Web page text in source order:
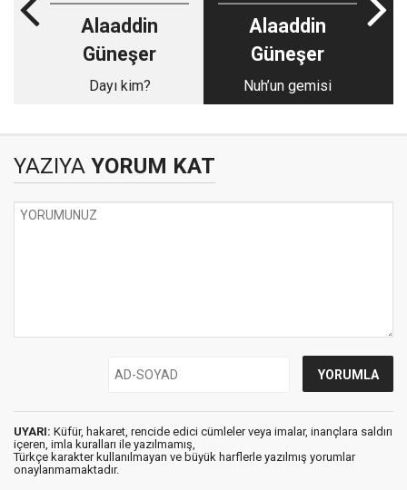
Alaaddin
Güneşer
Dayı kim?
Alaaddin
Güneşer
Nuh’un gemisi
YAZIYA YORUM KAT
UYARI: Küfür, hakaret, rencide edici cümleler veya imalar, inançlara saldırı
içeren, imla kuralları ile yazılmamış,
Türkçe karakter kullanılmayan ve büyük harflerle yazılmış yorumlar
onaylanmamaktadır.